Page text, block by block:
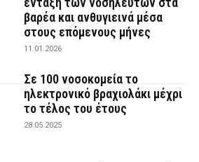
βαρέα και ανθυγιεινά μέσα
στους επόμενους μήνες
11.01.2026
Σε 100 νοσοκομεία το
ηλεκτρονικό βραχιολάκι μέχρι
το τέλος του έτους
28.05.2025